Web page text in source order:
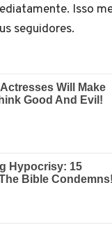
Isso
seguidores.